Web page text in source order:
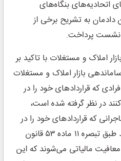
اتحادیه‌های بنگاه‌های
دادمان به تشریح برخی از
نشست پرداخت.
املاک و مستغلات با تاکید بر
بازار املاک و مستغلات
که قراردادهای خود را در
در نظر گرفته شده است،
که قراردادهای خود را در
سامانه خودنویس ثبت کنند طبق تبصره ۱۱ ماده ۵۳ قانون
مالیاتی می‌شوند که این